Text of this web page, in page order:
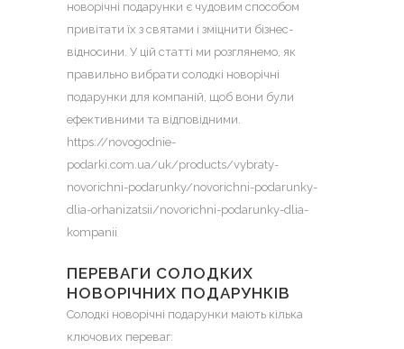
новорічні подарунки є чудовим способом
привітати їх з святами і зміцнити бізнес-
відносини. У цій статті ми розглянемо, як
правильно вибрати солодкі новорічні
подарунки для компаній, щоб вони були
ефективними та відповідними.
https://novogodnie-
podarki.com.ua/uk/products/vybraty-
novorichni-podarunky/novorichni-podarunky-
dlia-orhanizatsii/novorichni-podarunky-dlia-
kompanii
ПЕРЕВАГИ СОЛОДКИХ
НОВОРІЧНИХ ПОДАРУНКІВ
Солодкі новорічні подарунки мають кілька
ключових переваг: